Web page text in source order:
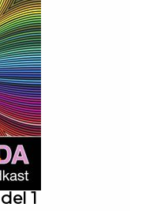
man sikret å få rett
hjerneslag,
1